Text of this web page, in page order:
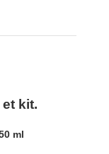
kit.
ml